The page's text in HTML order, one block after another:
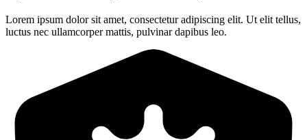
Lorem ipsum dolor sit amet, consectetur adipiscing elit. Ut elit tellus,
luctus nec ullamcorper mattis, pulvinar dapibus leo.